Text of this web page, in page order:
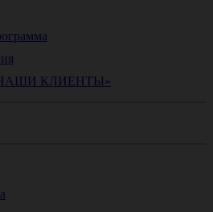
«НАШИ КЛИЕНТЫ»